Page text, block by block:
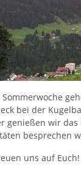
Sommerwoche
bei der
genießen wir das
besprechen
uns auf Euch!